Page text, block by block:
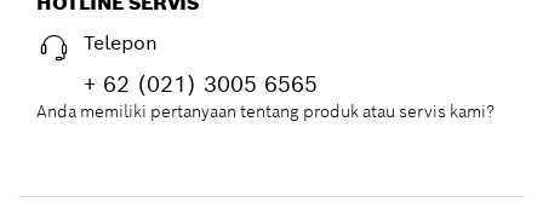
Telepon
+ 62 (021) 3005 6565
Anda memiliki pertanyaan tentang produk atau servis kami?